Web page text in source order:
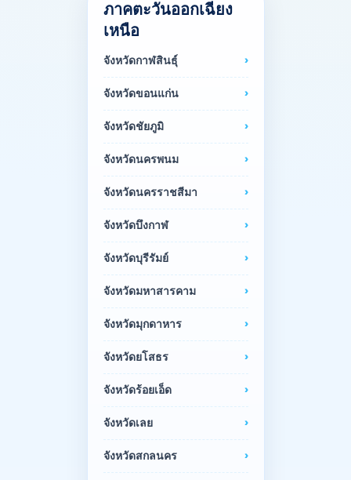
ภาคตะวันออกเฉียง
เหนือ
จังหวัดกาฬสินธุ์
จังหวัดขอนแก่น
จังหวัดชัยภูมิ
จังหวัดนครพนม
จังหวัดนครราชสีมา
จังหวัดบึงกาฬ
จังหวัดบุรีรัมย์
จังหวัดมหาสารคาม
จังหวัดมุกดาหาร
จังหวัดยโสธร
จังหวัดร้อยเอ็ด
จังหวัดเลย
จังหวัดสกลนคร